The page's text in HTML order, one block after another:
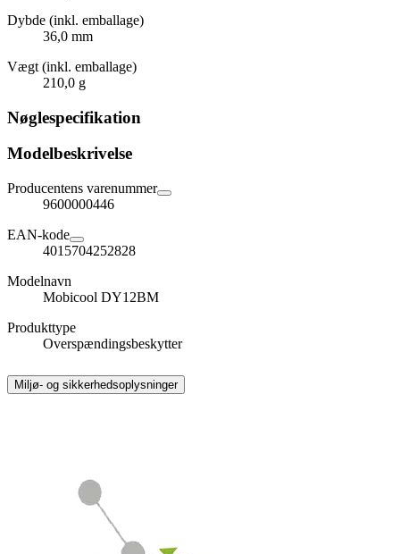
Dybde (inkl. emballage)
36,0 mm
Vægt (inkl. emballage)
210,0 g
Nøglespecifikation
Modelbeskrivelse
Producentens varenummer
9600000446
EAN-kode
4015704252828
Modelnavn
Mobicool DY12BM
Produkttype
Overspændingsbeskytter
Miljø- og sikkerhedsoplysninger